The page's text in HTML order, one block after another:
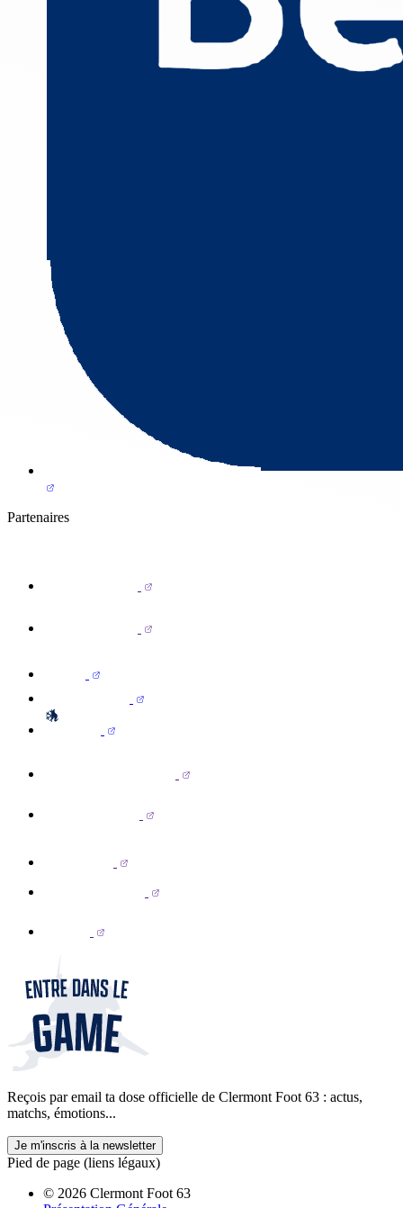
Partenaires
Reçois par email ta dose officielle de Clermont Foot 63 : actus,
matchs, émotions...
Je m'inscris à la newsletter
Pied de page (liens légaux)
© 2026 Clermont Foot 63